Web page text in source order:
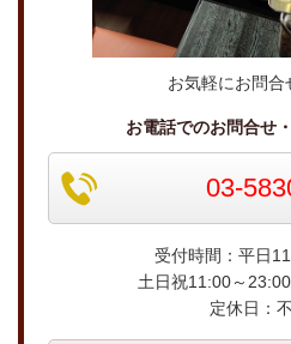
お気軽にお問合
お電話でのお問合せ
03-
受付時間：平日
土日祝11:00～23:00
定休日：